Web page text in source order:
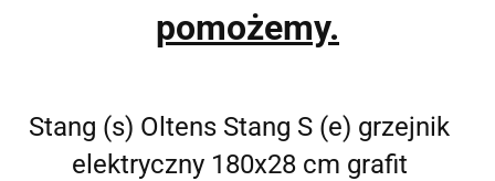
pomożemy.
Stang (s) Oltens Stang S (e) grzejnik
elektryczny 180x28 cm grafit